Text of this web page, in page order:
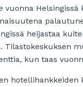
vuonna
heijastaa
Tilastokeskuksen
kun taas
hotellihankkeiden